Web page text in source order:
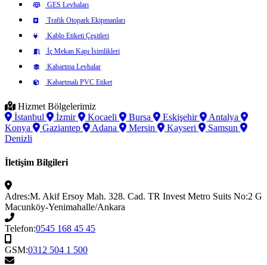
GES Levhaları
Trafik Otopark Ekipmanları
Kablo Etiketi Çeşitleri
İç Mekan Kapı İsimlikleri
Kabartma Levhalar
Kabartmalı PVC Etiket
Hizmet Bölgelerimiz
İstanbul
İzmir Kocaeli Bursa Eskişehir
Antalya
Konya
Gaziantep Adana Mersin Kayseri
Samsun
Denizli
İletişim Bilgileri
Adres:M. Akif Ersoy Mah. 328. Cad. TR Invest Metro Suits No:2 G
Macunköy-Yenimahalle/Ankara
Telefon:0545 168 45 45
GSM:0312 504 1 500